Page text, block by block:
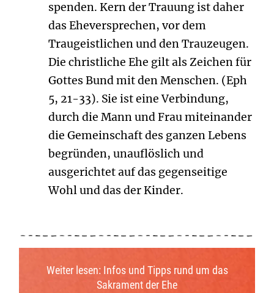
spenden. Kern der Trauung ist daher
das Eheversprechen, vor dem
Traugeistlichen und den Trauzeugen.
Die christliche Ehe gilt als Zeichen für
Gottes Bund mit den Menschen. (Eph
5, 21-33). Sie ist eine Verbindung,
durch die Mann und Frau miteinander
die Gemeinschaft des ganzen Lebens
begründen, unauflöslich und
ausgerichtet auf das gegenseitige
Wohl und das der Kinder.
Weiter lesen: Infos und Tipps rund um das
Sakrament der Ehe